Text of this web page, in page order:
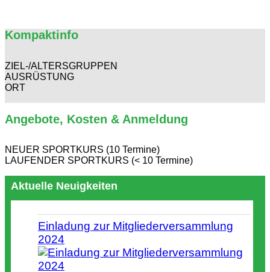
Kompaktinfo
ZIEL-/ALTERSGRUPPEN
AUSRÜSTUNG
ORT
Angebote, Kosten & Anmeldung
NEUER SPORTKURS (10 Termine)
LAUFENDER SPORTKURS (< 10 Termine)
Aktuelle Neuigkeiten
Einladung zur Mitgliederversammlung
2024